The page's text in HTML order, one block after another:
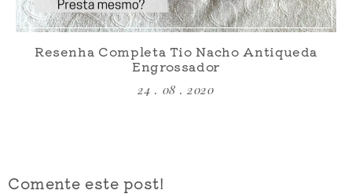
Resenha Completa Tio Nacho Antiqueda
Engrossador
24 . 08 . 2020
Comente este post!